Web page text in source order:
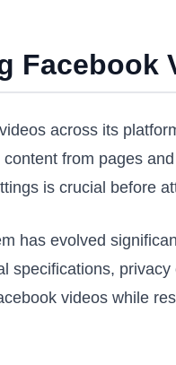
Facebook
across its
from pages
is crucial before
has evolved
specifications,
videos while